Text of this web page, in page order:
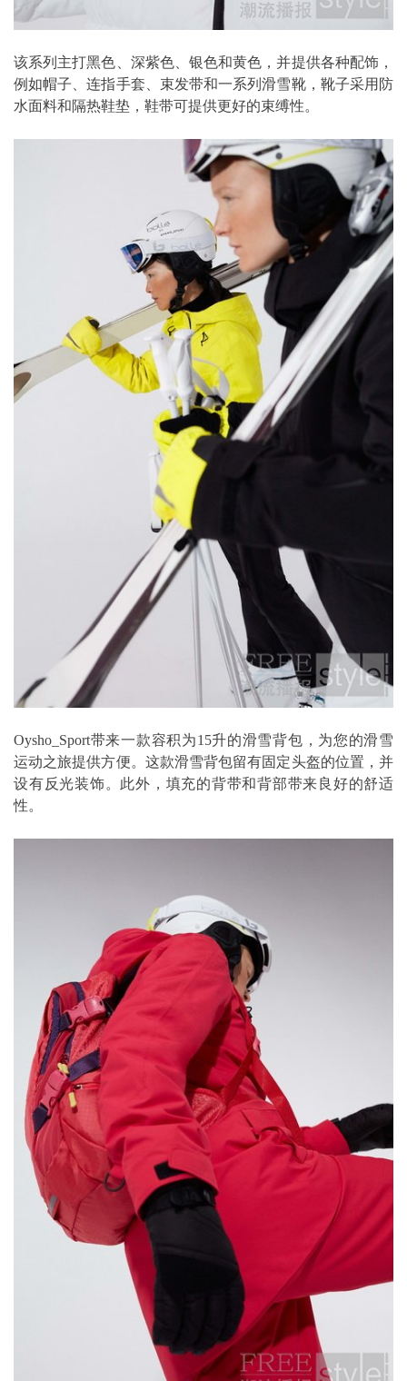
该系列主打黑色、深紫色、银色和黄色，并提供各种配饰，
例如帽子、连指手套、束发带和一系列滑雪靴，靴子采用防
水面料和隔热鞋垫，鞋带可提供更好的束缚性。
Oysho_Sport带来一款容积为15升的滑雪背包，为您的滑雪
运动之旅提供方便。这款滑雪背包留有固定头盔的位置，并
设有反光装饰。此外，填充的背带和背部带来良好的舒适
性。